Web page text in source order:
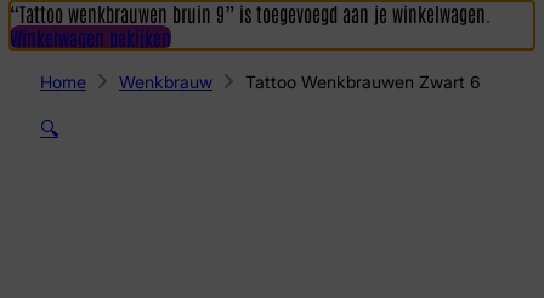
“Tattoo wenkbrauwen bruin 9” is toegevoegd aan je winkelwagen.
Winkelwagen bekijken
Home Wenkbrauw Tattoo Wenkbrauwen Zwart 6
🔍